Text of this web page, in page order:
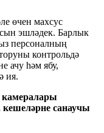
өчен махсус
эшләдек. Барлык
персоналның
контрольдә
ачу һәм ябу,
ия.
камералары
кешеләрне санаучы